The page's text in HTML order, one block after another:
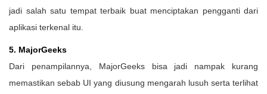
jadi salah satu tempat terbaik buat menciptakan pengganti dari
aplikasi terkenal itu.
5. MajorGeeks
Dari penampilannya, MajorGeeks bisa jadi nampak kurang
memastikan sebab UI yang diusung mengarah lusuh serta terlihat